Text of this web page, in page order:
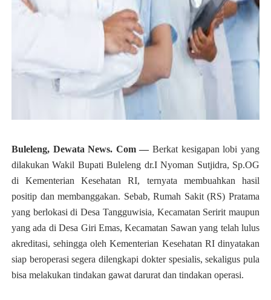
Buleleng, Dewata News. Com — Berkat kesigapan lobi yang
dilakukan Wakil Bupati Buleleng dr.I Nyoman Sutjidra, Sp.OG
di Kementerian Kesehatan RI, ternyata membuahkan hasil
positip dan membanggakan. Sebab, Rumah Sakit (RS) Pratama
yang berlokasi di Desa Tangguwisia, Kecamatan Seririt maupun
yang ada di Desa Giri Emas, Kecamatan Sawan yang telah lulus
akreditasi, sehingga oleh Kementerian Kesehatan RI dinyatakan
siap beroperasi segera dilengkapi dokter spesialis, sekaligus pula
bisa melakukan tindakan gawat darurat dan tindakan operasi.